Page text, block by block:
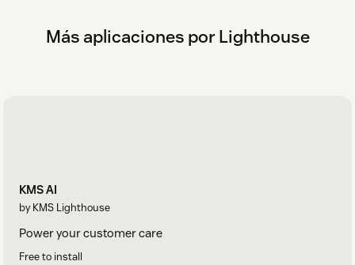
Más aplicaciones por Lighthouse
KMS AI
by KMS Lighthouse
Power your customer care
Free to install